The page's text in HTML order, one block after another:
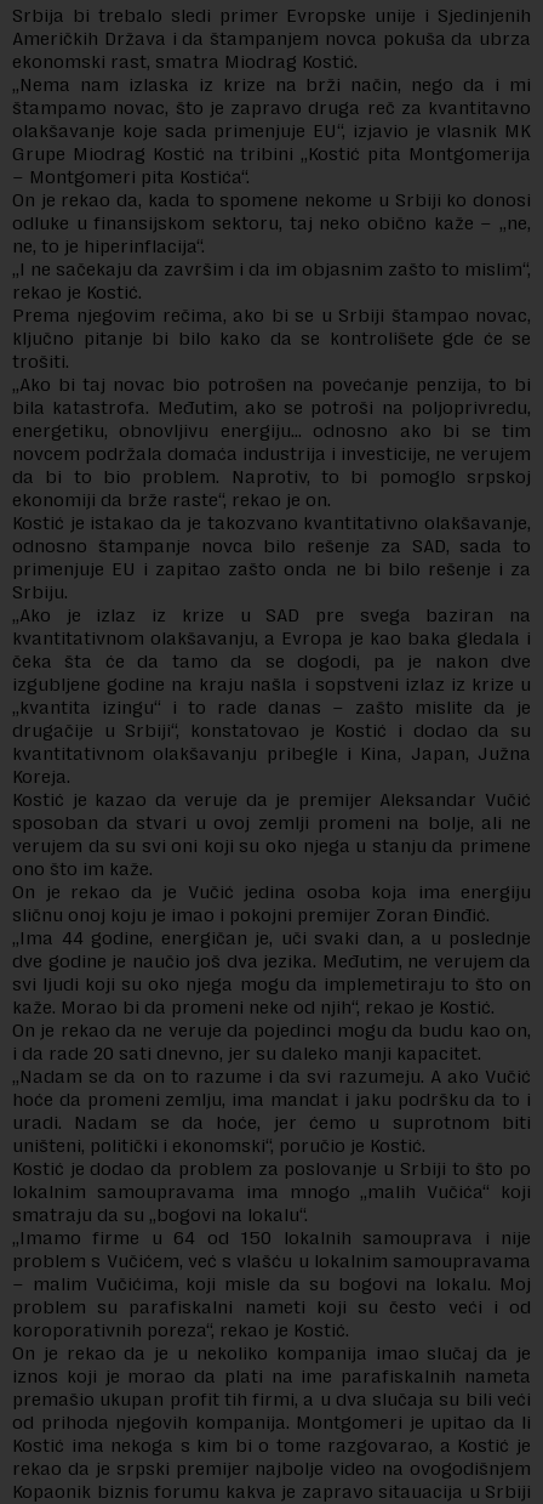
Srbija bi trebalo sledi primer Evropske unije i Sjedinjenih
Američkih Država i da štampanjem novca pokuša da ubrza
ekonomski rast, smatra Miodrag Kostić.
„Nema nam izlaska iz krize na brži način, nego da i mi
štampamo novac, što je zapravo druga reč za kvantitavno
olakšavanje koje sada primenjuje EU“, izjavio je vlasnik MK
Grupe Miodrag Kostić na tribini „Kostić pita Montgomerija
– Montgomeri pita Kostića“.
On je rekao da, kada to spomene nekome u Srbiji ko donosi
odluke u finansijskom sektoru, taj neko obično kaže – „ne,
ne, to je hiperinflacija“.
„I ne sačekaju da završim i da im objasnim zašto to mislim“,
rekao je Kostić.
Prema njegovim rečima, ako bi se u Srbiji štampao novac,
ključno pitanje bi bilo kako da se kontrolišete gde će se
trošiti.
„Ako bi taj novac bio potrošen na povećanje penzija, to bi
bila katastrofa. Međutim, ako se potroši na poljoprivredu,
energetiku, obnovljivu energiju… odnosno ako bi se tim
novcem podržala domaća industrija i investicije, ne verujem
da bi to bio problem. Naprotiv, to bi pomoglo srpskoj
ekonomiji da brže raste“, rekao je on.
Kostić je istakao da je takozvano kvantitativno olakšavanje,
odnosno štampanje novca bilo rešenje za SAD, sada to
primenjuje EU i zapitao zašto onda ne bi bilo rešenje i za
Srbiju.
„Ako je izlaz iz krize u SAD pre svega baziran na
kvantitativnom olakšavanju, a Evropa je kao baka gledala i
čeka šta će da tamo da se dogodi, pa je nakon dve
izgubljene godine na kraju našla i sopstveni izlaz iz krize u
„kvantita izingu“ i to rade danas – zašto mislite da je
drugačije u Srbiji“, konstatovao je Kostić i dodao da su
kvantitativnom olakšavanju pribegle i Kina, Japan, Južna
Koreja.
Kostić je kazao da veruje da je premijer Aleksandar Vučić
sposoban da stvari u ovoj zemlji promeni na bolje, ali ne
verujem da su svi oni koji su oko njega u stanju da primene
ono što im kaže.
On je rekao da je Vučić jedina osoba koja ima energiju
sličnu onoj koju je imao i pokojni premijer Zoran Đinđić.
„Ima 44 godine, energičan je, uči svaki dan, a u poslednje
dve godine je naučio još dva jezika. Međutim, ne verujem da
svi ljudi koji su oko njega mogu da implemetiraju to što on
kaže. Morao bi da promeni neke od njih“, rekao je Kostić.
On je rekao da ne veruje da pojedinci mogu da budu kao on,
i da rade 20 sati dnevno, jer su daleko manji kapacitet.
„Nadam se da on to razume i da svi razumeju. A ako Vučić
hoće da promeni zemlju, ima mandat i jaku podršku da to i
uradi. Nadam se da hoće, jer ćemo u suprotnom biti
uništeni, politički i ekonomski“, poručio je Kostić.
Kostić je dodao da problem za poslovanje u Srbiji to što po
lokalnim samoupravama ima mnogo „malih Vučića“ koji
smatraju da su „bogovi na lokalu“.
„Imamo firme u 64 od 150 lokalnih samouprava i nije
problem s Vučićem, već s vlašću u lokalnim samoupravama
– malim Vučićima, koji misle da su bogovi na lokalu. Moj
problem su parafiskalni nameti koji su često veći i od
koroporativnih poreza“, rekao je Kostić.
On je rekao da je u nekoliko kompanija imao slučaj da je
iznos koji je morao da plati na ime parafiskalnih nameta
premašio ukupan profit tih firmi, a u dva slučaja su bili veći
od prihoda njegovih kompanija. Montgomeri je upitao da li
Kostić ima nekoga s kim bi o tome razgovarao, a Kostić je
rekao da je srpski premijer najbolje video na ovogodišnjem
Kopaonik biznis forumu kakva je zapravo sitauacija u Srbiji